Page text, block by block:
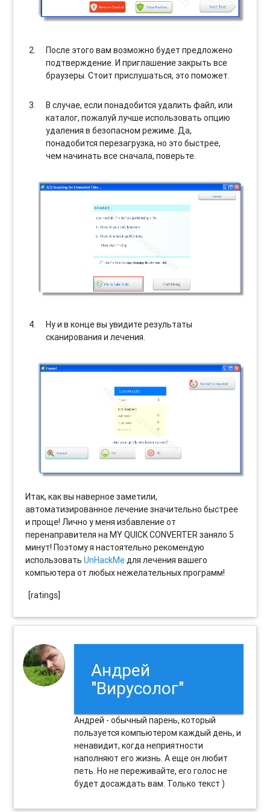
После этого вам возможно будет предложено
подтверждение. И приглашение закрыть все
браузеры. Стоит прислушаться, это поможет.
В случае, если понадобится удалить файл, или
каталог, пожалуй лучше использовать опцию
удаления в безопасном режиме. Да,
понадобится перезагрузка, но это быстрее,
чем начинать все сначала, поверьте.
Ну и в конце вы увидите результаты
сканирования и лечения.
Итак, как вы наверное заметили,
автоматизированное лечение значительно быстрее
и проще! Лично у меня избавление от
перенаправителя на MY QUICK CONVERTER заняло 5
минут! Поэтому я настоятельно рекомендую
использоватьUnHackMeдля лечения вашего
компьютера от любых нежелательных программ!
[ratings]
Андрей
"Вирусолог"
Андрей - обычный парень, который
пользуется компьютером каждый день, и
ненавидит, когда неприятности
наполняют его жизнь. А еще он любит
петь. Но не переживайте, его голос не
будет досаждать вам. Только текст )